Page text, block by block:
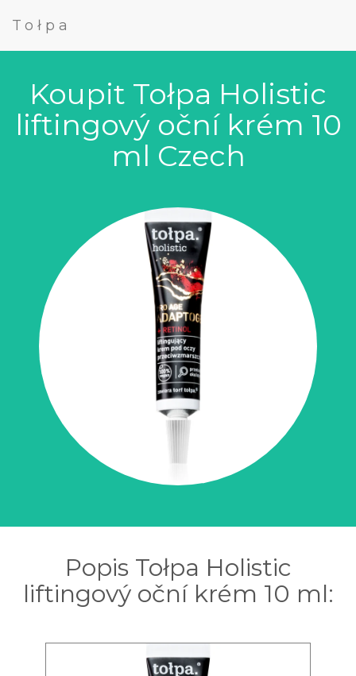
Tołpa
Koupit Tołpa Holistic
liftingový oční krém 10
ml Czech
Popis Tołpa Holistic
liftingový oční krém 10 ml: